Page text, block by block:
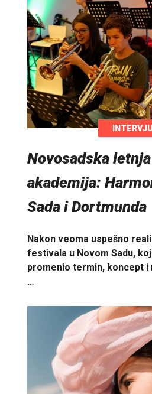
INTERVJU
Novosadska
akademija:
Sada i Dortmunda
Nakon veoma uspešno
festivala u Novom Sadu,
promenio termin, koncept i
…